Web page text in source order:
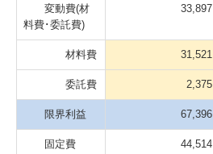
変動費(材
料費･委託費)
33,897
材料費 31,521
委託費 2,375
限界利益 67,396
固定費 44,514